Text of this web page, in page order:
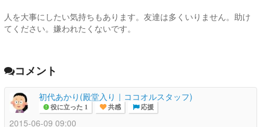
人を大事にしたい気持ちもあります。友達は多くいりません。助け
てください。嫌われたくないです。
コメント
初代あかり(殿堂入り｜ココオルスタッフ)
役に立った 1 共感 応援
2015-06-09 09:00